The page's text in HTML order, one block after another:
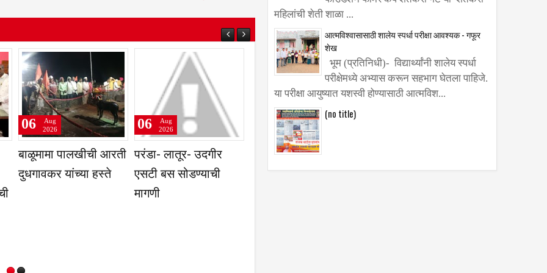
बाजार समिती,
ज्वारी व गहू या
उच्चांकी भाव
Aug
2026
प्रवेश परीक्षांतील
टक्केवारी आणि
पर्सेंटाइलचा फरक समजून
06
Aug
2026
नगरसेवकांनी घेतली
विकास कामासंदर्भात
06
महिलांची शेती शाळा ...
आत्मविश्वासासाठी शालेय स्पर्धा परीक्षा आवश्यक - गफूर
शेख
भूम (प्रतिनिधी)- विद्यार्थ्यांनी शालेय स्पर्धा
परीक्षेमध्ये अभ्यास करून सहभाग घेतला पाहिजे.
या परीक्षा आयुष्यात यशस्वी होण्यासाठी आत्मविश...
(no title)